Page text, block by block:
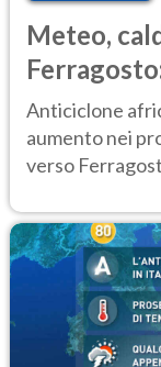
Meteo,
ancora
Anticiclone
aumento nei
verso